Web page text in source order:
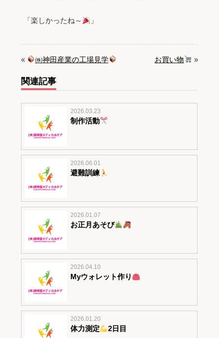
「楽しかったね～ 」
« ㈱神田産業の工場見学 お買い物 »
関連記事
2026.03.23
制作活動
2026.06.01
避難訓練
2026.01.07
お正月あそび
2026.04.10
Myウォレット作り
2026.01.20
体力測定 2日目